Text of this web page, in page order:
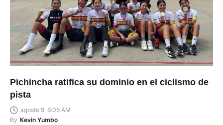
Pichincha ratifica su dominio en el ciclismo de
pista
agosto 9, 6:06 AM
By Kevin Yumbo